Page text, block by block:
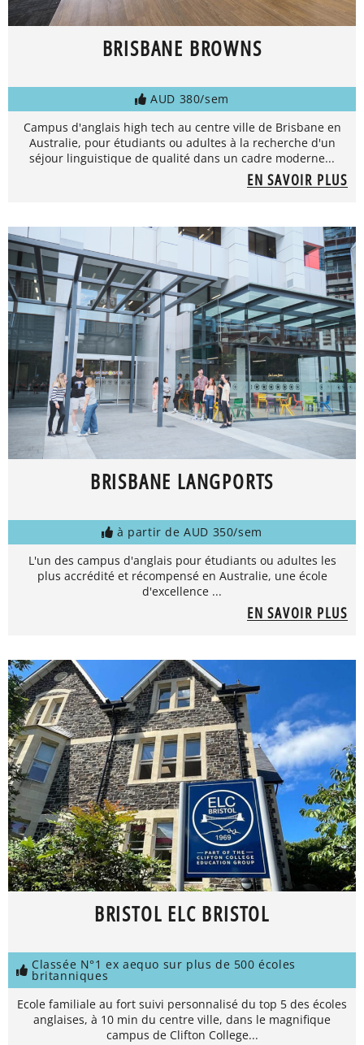
BRISBANE BROWNS
AUD 380/sem
Campus d'anglais high tech au centre ville de Brisbane en
Australie, pour étudiants ou adultes à la recherche d'un
séjour linguistique de qualité dans un cadre moderne...
EN SAVOIR PLUS
BRISBANE LANGPORTS
à partir de AUD 350/sem
L'un des campus d'anglais pour étudiants ou adultes les
plus accrédité et récompensé en Australie, une école
d'excellence ...
EN SAVOIR PLUS
BRISTOL ELC BRISTOL
Classée N°1 ex aequo sur plus de 500 écoles
britanniques
Ecole familiale au fort suivi personnalisé du top 5 des écoles
anglaises, à 10 min du centre ville, dans le magnifique
campus de Clifton College...